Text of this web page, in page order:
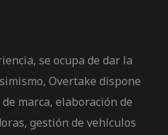
se ocupa de dar la
Overtake dispone
marca, elaboración de
gestión de vehículos